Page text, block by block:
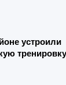
устроили
тренировку